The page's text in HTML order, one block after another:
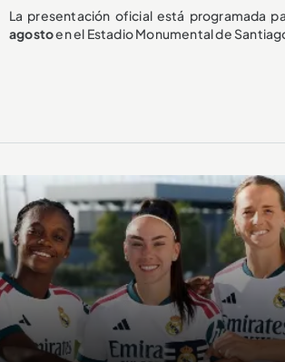
La presentación oficial está programada
agostoen el Estadio Monumental de